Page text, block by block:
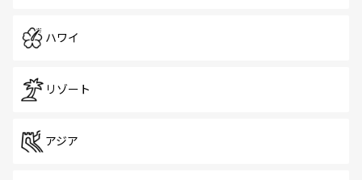
ハワイ
リゾート
アジア